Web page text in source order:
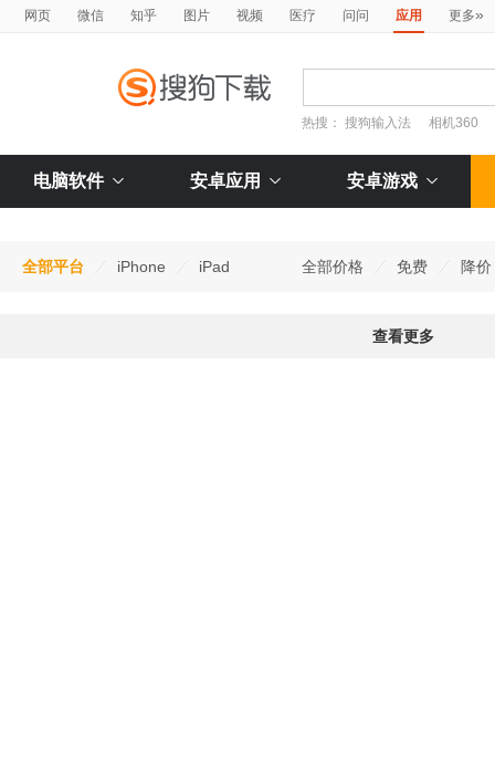
网页 微信 知乎 图片 视频 医疗 问问 应用 更多»
热搜：搜狗输入法 相机360
电脑软件 安卓应用 安卓游戏
全部平台 iPhone iPad 全部价格 免费 降价
查看更多